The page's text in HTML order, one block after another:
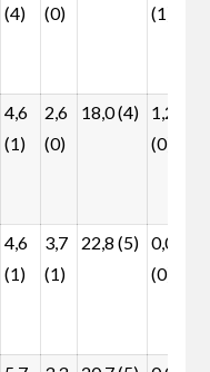
(4)
(0)
(1)
4,6
(1)
2,6
(0)
18,0 (4)
1,2
(0)
4,6
(1)
3,7
(1)
22,8 (5) 0,0
(0)